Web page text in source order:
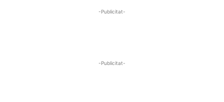
-Publicitat-
-Publicitat-